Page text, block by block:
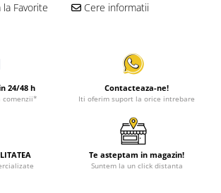
Favorite Cere informatii
24/48 h
comenzii*
Contacteaza-ne!
Iti oferim suport la orice intrebare
Te asteptam in magazin!
Suntem la un click distanta